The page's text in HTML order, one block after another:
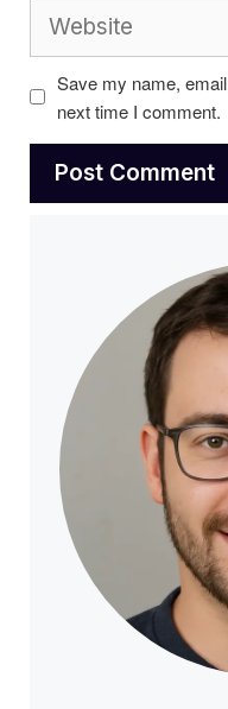
Save my name,
next time I comment.